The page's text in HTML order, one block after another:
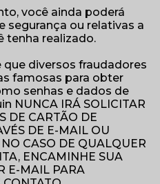
você ainda poderá
segurança ou relativas a
tenha realizado.
que diversos fraudadores
famosas para obter
senhas e dados de
NUNCA IRÁ SOLICITAR
DE CARTÃO DE
DE E-MAIL OU
CASO DE QUALQUER
ENCAMINHE SUA
E-MAIL PARA